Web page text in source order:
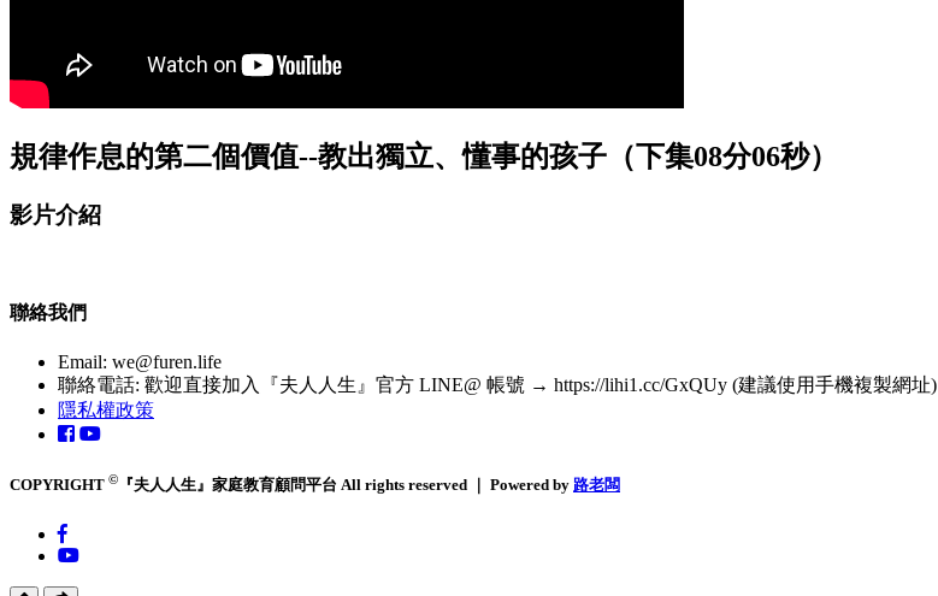
規律作息的第二個價值--教出獨立、懂事的孩子（下集08分06秒）
影片介紹
聯絡我們
Email: we@furen.life
聯絡電話: 歡迎直接加入『夫人人生』官方 LINE@ 帳號 → https://lihi1.cc/GxQUy (建議使用手機複製網址)
隱私權政策
COPYRIGHT © 『夫人人生』家庭教育顧問平台 All rights reserved ｜ Powered by 路老闆